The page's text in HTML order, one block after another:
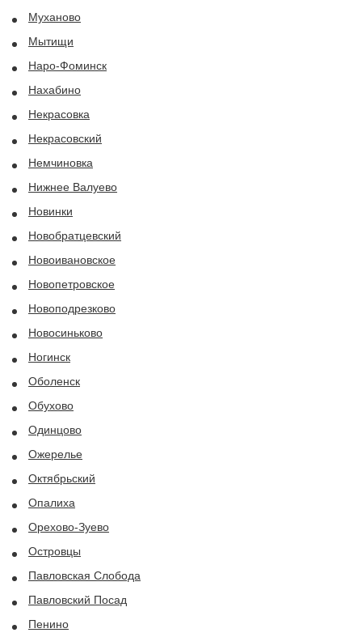
Муханово
Мытищи
Наро-Фоминск
Нахабино
Некрасовка
Некрасовский
Немчиновка
Нижнее Валуево
Новинки
Новобратцевский
Новоивановское
Новопетровское
Новоподрезково
Новосиньково
Ногинск
Оболенск
Обухово
Одинцово
Ожерелье
Октябрьский
Опалиха
Орехово-Зуево
Островцы
Павловская Слобода
Павловский Посад
Пенино